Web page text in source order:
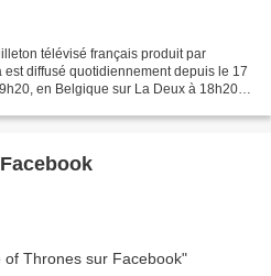
télévisé français produit par
diffusé quotidiennement depuis le 17
en Belgique sur La Deux à 18h20,